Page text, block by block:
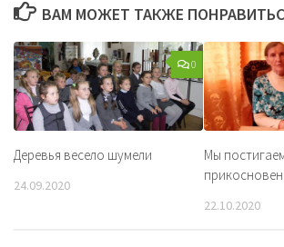
ВАМ МОЖЕТ ТАКЖЕ
0
Деревья весело шумели
24.09.2020
Мы
22.10.2020